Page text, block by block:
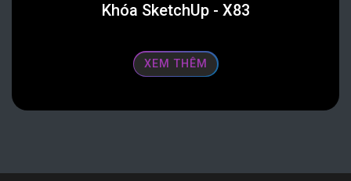
Khóa SketchUp - X83
XEM THÊM